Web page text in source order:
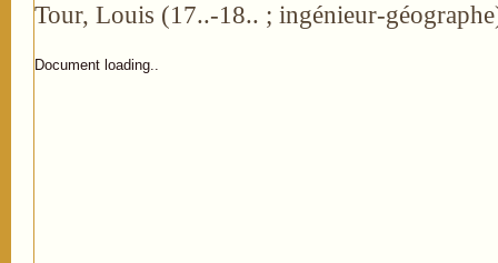
Tour, Louis (17..-18.. ; ingénieur-
Document loading..